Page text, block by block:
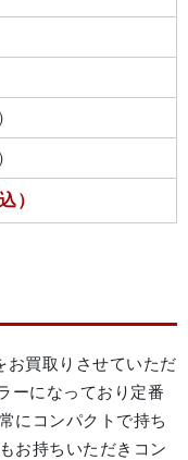
）
お買取りさせていただ
ーになっており定番
にコンパクトで持ち
お持ちいただきコン